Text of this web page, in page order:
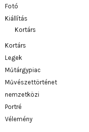
Fotó
Kiállítás
Kortárs
Kortárs
Legek
Műtárgypiac
Művészettörténet
nemzetközi
Portré
Vélemény